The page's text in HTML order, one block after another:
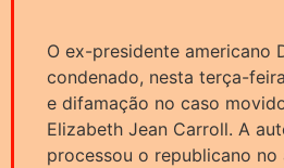
O ex-presidente americano
condenado, nesta terça-
e difamação no caso
Elizabeth Jean Carroll. A
processou o republicano no